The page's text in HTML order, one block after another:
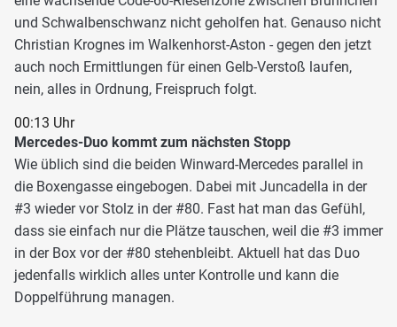
und Schwalbenschwanz nicht geholfen hat. Genauso nicht
Christian Krognes im Walkenhorst-Aston - gegen den jetzt
auch noch Ermittlungen für einen Gelb-Verstoß laufen,
nein, alles in Ordnung, Freispruch folgt.
00:13 Uhr
Mercedes-Duo kommt zum nächsten Stopp
Wie üblich sind die beiden Winward-Mercedes parallel in
die Boxengasse eingebogen. Dabei mit Juncadella in der
#3 wieder vor Stolz in der #80. Fast hat man das Gefühl,
dass sie einfach nur die Plätze tauschen, weil die #3 immer
in der Box vor der #80 stehenbleibt. Aktuell hat das Duo
jedenfalls wirklich alles unter Kontrolle und kann die
Doppelführung managen.